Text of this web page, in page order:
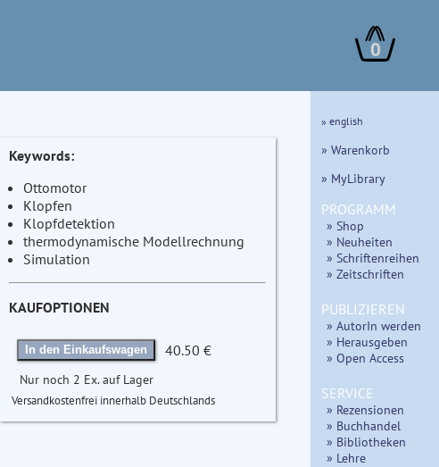
0
Keywords:
Ottomotor
Klopfen
Klopfdetektion
thermodynamische Modellrechnung
Simulation
KAUFOPTIONEN
In den Einkaufswagen 40.50 €
Nur noch 2 Ex. auf Lager
Versandkostenfrei innerhalb Deutschlands
» english
» Warenkorb
» MyLibrary
PROGRAMM
» Shop
» Neuheiten
» Schriftenreihen
» Zeitschriften
PUBLIZIEREN
» AutorIn werden
» Herausgeben
» Open Access
SERVICE
» Rezensionen
» Buchhandel
» Bibliotheken
» Lehre